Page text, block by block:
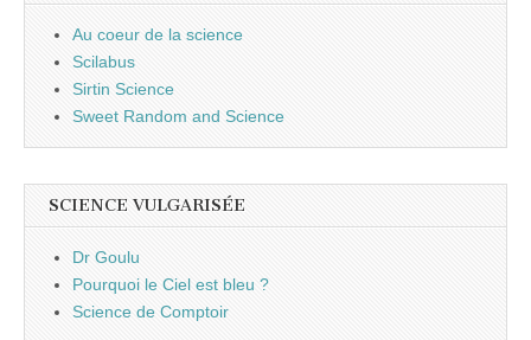
Au coeur de la science
Scilabus
Sirtin Science
Sweet Random and Science
SCIENCE VULGARISÉE
Dr Goulu
Pourquoi le Ciel est bleu ?
Science de Comptoir